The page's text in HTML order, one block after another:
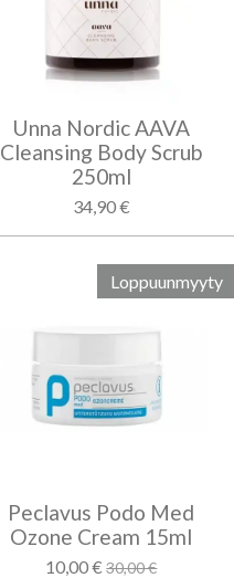
Unna Nordic AAVA
Cleansing Body Scrub
250ml
34,90 €
Loppuunmyyty
Peclavus Podo Med
Ozone Cream 15ml
10,00 € 30,00 €